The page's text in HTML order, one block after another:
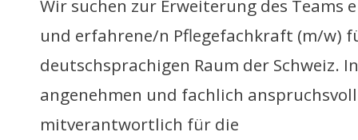
Wir suchen zur Erweiterung des Teams
und erfahrene/n Pflegefachkraft (m/w)
deutschsprachigen Raum der Schweiz.
angenehmen und fachlich
mitverantwortlich für die